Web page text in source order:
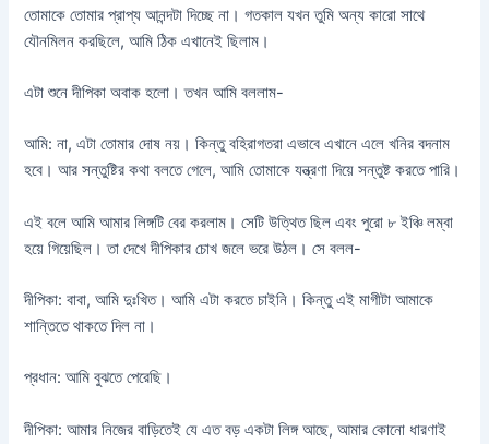
তোমাকে তোমার প্রাপ্য আনন্দটা দিচ্ছে না। গতকাল যখন তুমি অন্য কারো সাথে
যৌনমিলন করছিলে, আমি ঠিক এখানেই ছিলাম।
এটা শুনে দীপিকা অবাক হলো। তখন আমি বললাম-
আমি: না, এটা তোমার দোষ নয়। কিন্তু বহিরাগতরা এভাবে এখানে এলে খনির বদনাম
হবে। আর সন্তুষ্টির কথা বলতে গেলে, আমি তোমাকে যন্ত্রণা দিয়ে সন্তুষ্ট করতে পারি।
এই বলে আমি আমার লিঙ্গটি বের করলাম। সেটি উত্থিত ছিল এবং পুরো ৮ ইঞ্চি লম্বা
হয়ে গিয়েছিল। তা দেখে দীপিকার চোখ জলে ভরে উঠল। সে বলল-
দীপিকা: বাবা, আমি দুঃখিত। আমি এটা করতে চাইনি। কিন্তু এই মাগীটা আমাকে
শান্তিতে থাকতে দিল না।
প্রধান: আমি বুঝতে পেরেছি।
দীপিকা: আমার নিজের বাড়িতেই যে এত বড় একটা লিঙ্গ আছে, আমার কোনো ধারণাই